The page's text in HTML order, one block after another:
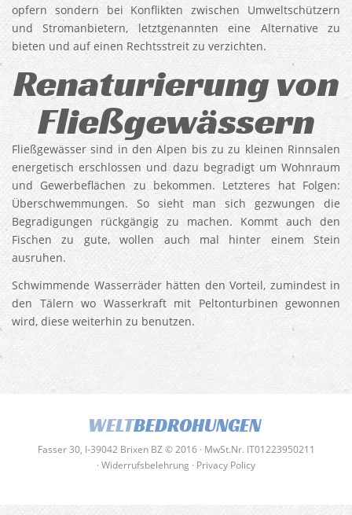
opfern sondern bei Konflikten zwischen Umweltschützern
und Stromanbietern, letztgenannten eine Alternative zu
bieten und auf einen Rechtsstreit zu verzichten.
Renaturierung von
Fließgewässern
Fließgewässer sind in den Alpen bis zu zu kleinen Rinnsalen
energetisch erschlossen und dazu begradigt um Wohnraum
und Gewerbeflächen zu bekommen. Letzteres hat Folgen:
Überschwemmungen. So sieht man sich gezwungen die
Begradigungen rückgängig zu machen. Kommt auch den
Fischen zu gute, wollen auch mal hinter einem Stein
ausruhen.
Schwimmende Wasserräder hätten den Vorteil, zumindest in
den Tälern wo Wasserkraft mit Peltonturbinen gewonnen
wird, diese weiterhin zu benutzen.
WELTBEDROHUNGEN
Fasser 30, I-39042 Brixen BZ © 2016 · MwSt.Nr. IT01223950211
· Widerrufsbelehrung · Privacy Policy